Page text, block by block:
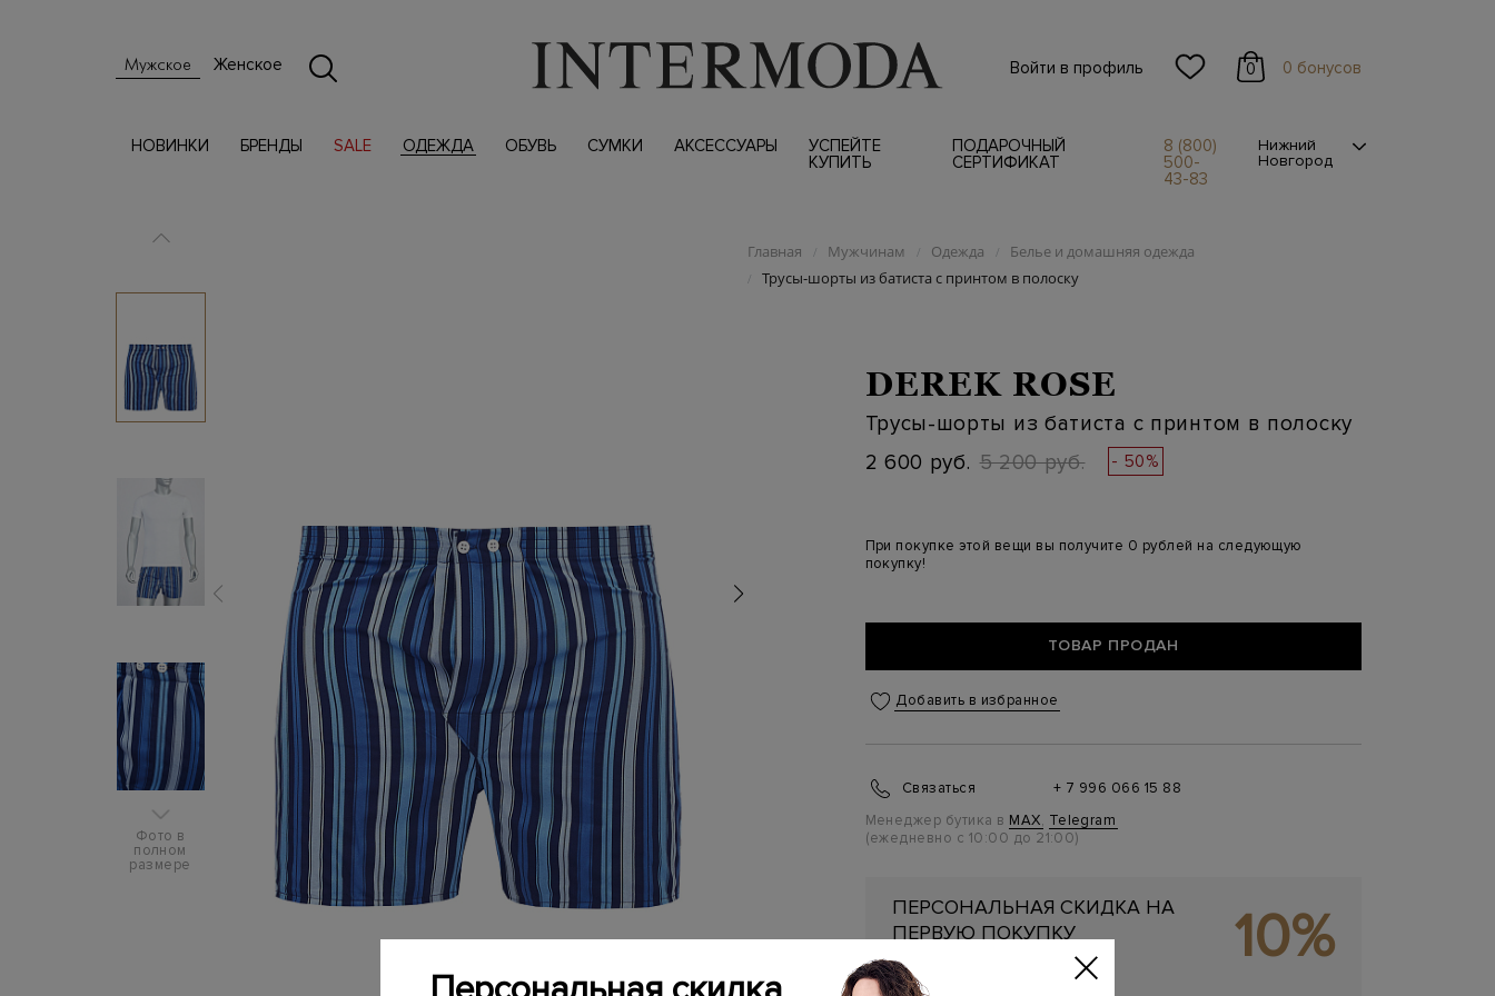
Мужское Женское Войти в профиль 0 0 бонусов
НОВИНКИ БРЕНДЫ SALE ОДЕЖДА ОБУВЬ СУМКИ АКСЕССУАРЫ
УСПЕЙТЕ
КУПИТЬ
ПОДАРОЧНЫЙ
СЕРТИФИКАТ
8 (800)
500-
43-83
Нижний
Новгород
Фото в
полном
размере
Главная / Мужчинам / Одежда / Белье и домашняя одежда
/ Трусы-шорты из батиста с принтом в полоску
DEREK ROSE
Трусы-шорты из батиста с принтом в полоску
2 600 руб. 5 200 руб. - 50%
При покупке этой вещи вы получите 0 рублей на следующую
покупку!
ТОВАР ПРОДАН
Добавить в избранное
Связаться
+ 7 996 066 15 88
Менеджер бутика в MAX, Telegram
(ежедневно с 10:00 до 21:00)
ПЕРСОНАЛЬНАЯ СКИДКА НА
ПЕРВУЮ ПОКУПКУ
Подробнее 10%